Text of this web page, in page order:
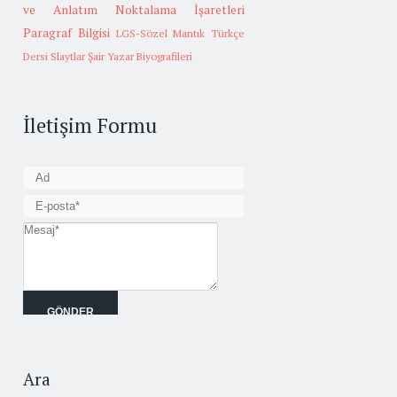
ve Anlatım
Noktalama İşaretleri
Paragraf Bilgisi LGS-Sözel Mantık Türkçe
Dersi Slaytlar Şair Yazar Biyografileri
İletişim Formu
Ara